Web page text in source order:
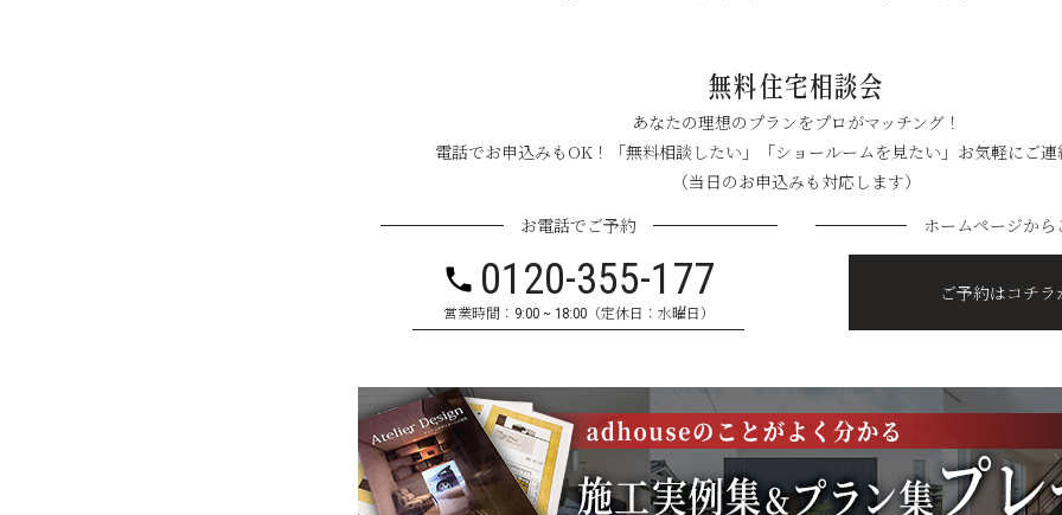
無料住宅相談会
あなたの理想のプランをプロがマッチング！
電話でお申込みもOK！「無料相談したい」「ショールームを見たい」お気軽にご連
（当日のお申込みも対応します）
お電話でご予約
0120-355-177
営業時間：9:00 ~ 18:00（定休日：水曜日）
ホームページから
ご予約はコチラ